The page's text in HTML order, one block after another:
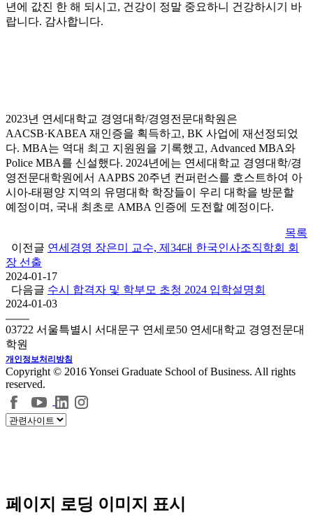
년에 값진 한 해 되시고, 건강이 정말 중요하니 건강하시기 바
랍니다. 감사합니다.
2023년 연세대학교 경영대학/경영전문대학원은
AACSB·KABEA 재인증을 획득하고, BK 사업에 재선정되었
다. MBA는 역대 최고 지원원을 기록했고, Advanced MBA와
Police MBA를 신설했다. 2024년에는 연세대학교 경영대학/경
영전문대학원에서 AAPBS 20주년 컨퍼런스를 호스트하여 아
시아-태평양 지역의 유명대학 학장들이 우리 대학을 방문할
예정이며, 국내 최초로 AMBA 인증에 도전할 예정이다.
목록
이전글 연세경영 장은미 교수, 제34대 한국인사조직학회 회
장 선출
2024-01-17
다음글 수시 합격자 및 학부모 초청 2024 입학설명회
2024-01-03
03722 서울특별시 서대문구 연세로50 연세대학교 경영전문대
학원
개인정보처리방침
Copyright © 2016 Yonsei Graduate School of Business. All rights
reserved.
페이지 로딩 이미지 표시